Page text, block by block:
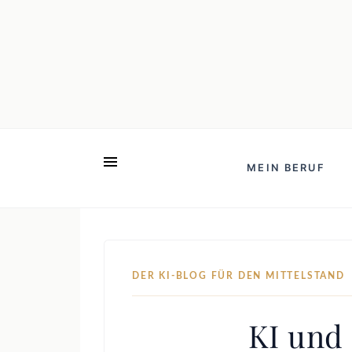
MEIN BERUF
DER KI-BLOG FÜR DEN MITTELSTAND
KI und